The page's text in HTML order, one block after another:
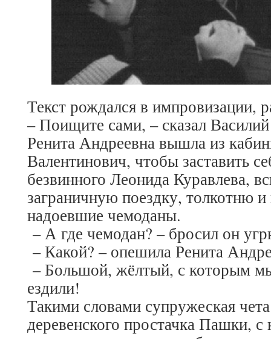
Текст рождался в импровизации,
– Поищите сами, – сказал
Ренита Андреевна вышла из
Валентинович, чтобы заставить
безвинного Леонида Куравлева,
заграничную поездку, толкотню и
надоевшие чемоданы.
– А где чемодан? – бросил он
– Какой? – опешила Ренита
– Большой, жёлтый, с которым
ездили!
Такими словами супружеская
деревенского простачка Пашки,